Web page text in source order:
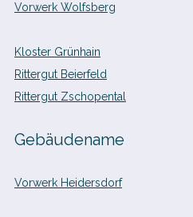
Vorwerk Wolfsberg
Kloster Grünhain
Rittergut Beierfeld
Rittergut Zschopental
Gebäudename
Vorwerk Heidersdorf